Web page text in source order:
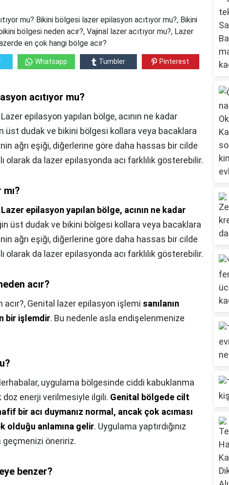
mu? Bikini bölgesi lazer epilasyon acıtıyor mu?, Bikini
bölgesi neden acır?, Vajinal lazer acıtıyor mu?, Lazer
en çok hangi bölge acır?
Whatsapp Tumbler Pinterest
acıtıyor mu?
epilasyon yapılan bölge, acının ne kadar
üst dudak ve bikini bölgesi kollara veya bacaklara
ağrı eşiği, diğerlerine göre daha hassas bir cilde
olarak da lazer epilasyonda acı farklılık gösterebilir.
Lazer epilasyon yapılan bölge, acının ne kadar
üst dudak ve bikini bölgesi kollara veya bacaklara
ağrı eşiği, diğerlerine göre daha hassas bir cilde
olarak da lazer epilasyonda acı farklılık gösterebilir.
acır?
Genital lazer epilasyon işlemi sanılanın
bir işlemdir. Bu nedenle asla endişelenmenize
uygulama bölgesinde ciddi kabuklanma
enerji verilmesiyle ilgili. Genital bölgede cilt
bir acı duymanız normal, ancak çok acıması
olduğu anlamına gelir. Uygulama yaptırdığınız
öneririz.
benzer?